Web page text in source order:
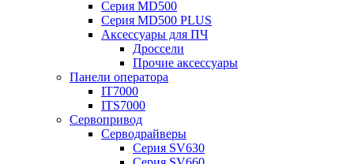
Серия MD500
Серия MD500 PLUS
Аксессуары для ПЧ
Дроссели
Прочие аксессуары
Панели оператора
IT7000
ITS7000
Сервопривод
Серводрайверы
Серия SV630